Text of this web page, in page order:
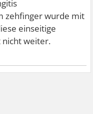
zehfinger wurde mit
einseitige
nicht weiter.